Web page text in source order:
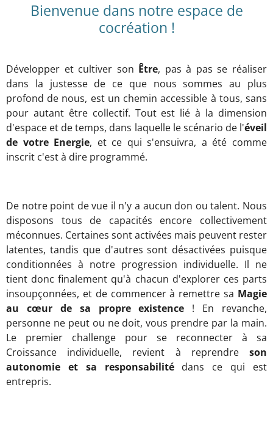
Bienvenue dans notre espace de
cocréation !
Développer et cultiver son Être, pas à pas se réaliser
dans la justesse de ce que nous sommes au plus
profond de nous, est un chemin accessible à tous, sans
pour autant être collectif. Tout est lié à la dimension
d'espace et de temps, dans laquelle le scénario de l'éveil
de votre Energie, et ce qui s'ensuivra, a été comme
inscrit c'est à dire programmé.
De notre point de vue il n'y a aucun don ou talent. Nous
disposons tous de capacités encore collectivement
méconnues. Certaines sont activées mais peuvent rester
latentes, tandis que d'autres sont désactivées puisque
conditionnées à notre progression individuelle. Il ne
tient donc finalement qu'à chacun d'explorer ces parts
insoupçonnées, et de commencer à remettre sa Magie
au cœur de sa propre existence ! En revanche,
personne ne peut ou ne doit, vous prendre par la main.
Le premier challenge pour se reconnecter à sa
Croissance individuelle, revient à reprendre son
autonomie et sa responsabilitédans ce qui est
entrepris.